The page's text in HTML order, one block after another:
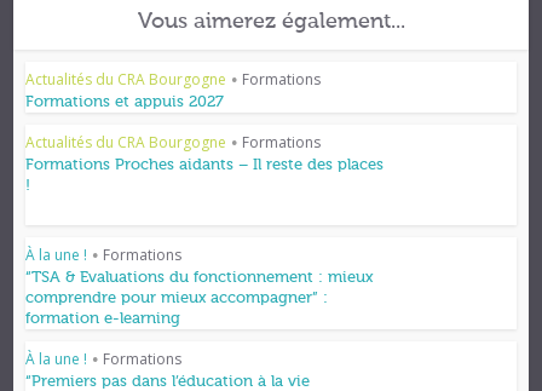
Vous aimerez également...
Actualités du CRA Bourgogne • Formations
Formations et appuis 2027
Actualités du CRA Bourgogne • Formations
Formations Proches aidants – Il reste des places
!
À la une ! • Formations
“TSA & Evaluations du fonctionnement : mieux
comprendre pour mieux accompagner” :
formation e-learning
À la une ! • Formations
“Premiers pas dans l’éducation à la vie